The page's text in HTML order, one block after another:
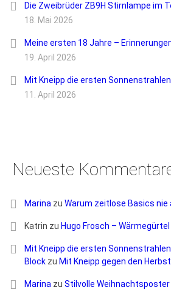
Die Zweibrüder ZB9H Stirnlampe im
18. Mai 2026
Meine ersten 18 Jahre –
19. April 2026
Mit Kneipp die ersten
11. April 2026
Neueste
Marina zu Warum zeitlose Basics nie
Katrin zu Hugo Frosch –
Mit Kneipp die ersten
Block zu Mit Kneipp gegen den
Marina zu Stilvolle Weihnachtsposter